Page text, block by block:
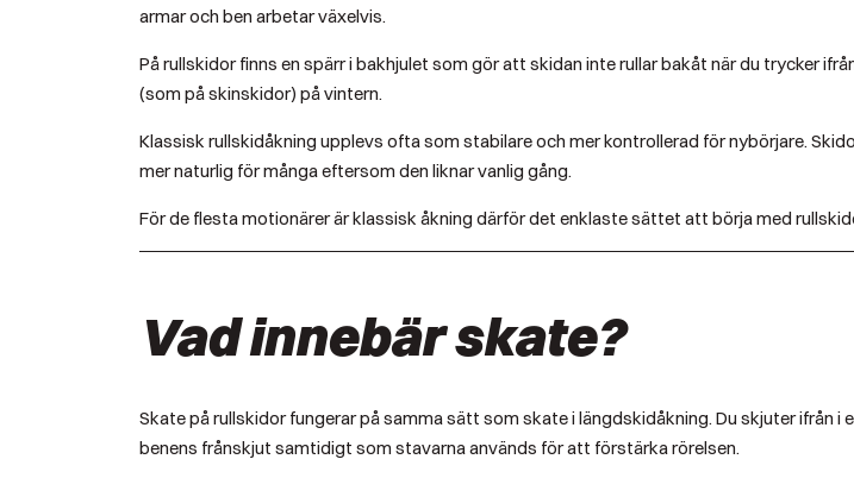
armar och ben arbetar växelvis.
På rullskidor finns en spärr i bakhjulet som gör att skidan inte rullar bakåt när du trycker
(som på skinskidor) på vintern.
Klassisk rullskidåkning upplevs ofta som stabilare och mer kontrollerad för nybörjare.
mer naturlig för många eftersom den liknar vanlig gång.
För de flesta motionärer är klassisk åkning därför det enklaste sättet att börja med
Vad innebär skate?
Skate på rullskidor fungerar på samma sätt som skate i längdskidåkning. Du skjuter ifrån
benens frånskjut samtidigt som stavarna används för att förstärka rörelsen.